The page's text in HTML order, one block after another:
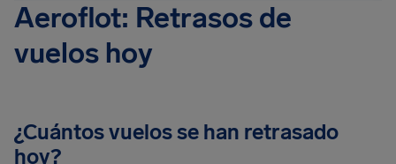
Aeroflot: Retrasos de
vuelos hoy
¿Cuántos vuelos se han retrasado
hoy?